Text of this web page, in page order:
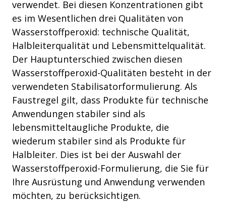
verwendet. Bei diesen Konzentrationen gibt
es im Wesentlichen drei Qualitäten von
Wasserstoffperoxid: technische Qualität,
Halbleiterqualität und Lebensmittelqualität.
Der Hauptunterschied zwischen diesen
Wasserstoffperoxid-Qualitäten besteht in der
verwendeten Stabilisatorformulierung. Als
Faustregel gilt, dass Produkte für technische
Anwendungen stabiler sind als
lebensmitteltaugliche Produkte, die
wiederum stabiler sind als Produkte für
Halbleiter. Dies ist bei der Auswahl der
Wasserstoffperoxid-Formulierung, die Sie für
Ihre Ausrüstung und Anwendung verwenden
möchten, zu berücksichtigen.